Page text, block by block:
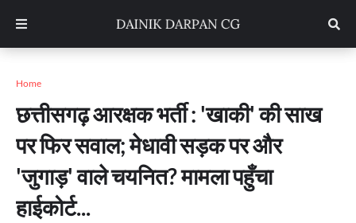
Home
छत्तीसगढ़ आरक्षक भर्ती : 'खाकी' की साख
पर फिर सवाल; मेधावी सड़क पर और
'जुगाड़' वाले चयनित? मामला पहुँचा
हाईकोर्ट...